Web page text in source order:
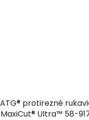
ATG® protirezné
MaxiCut® Ultra™ 58-917